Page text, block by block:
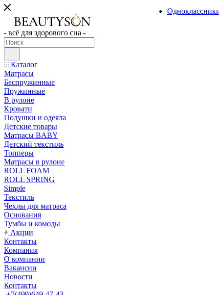
- всё для здорового сна -
Каталог
Матрасы
Беспружинные
Пружинные
В рулоне
Кровати
Подушки и одеяла
Детские товары
Матрасы BABY
Детский текстиль
Топперы
Матрасы в рулоне
ROLL FOAM
ROLL SPRING
Simple
Текстиль
Чехлы для матраса
Основания
Тумбы и комоды
Акции
Контакты
Компания
О компании
Вакансии
Новости
Контакты